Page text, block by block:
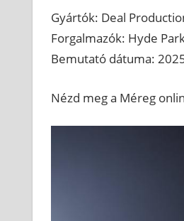
Gyártók: Deal
Forgalmazók: Hyde
Bemutató dátuma:
Nézd meg a Méreg